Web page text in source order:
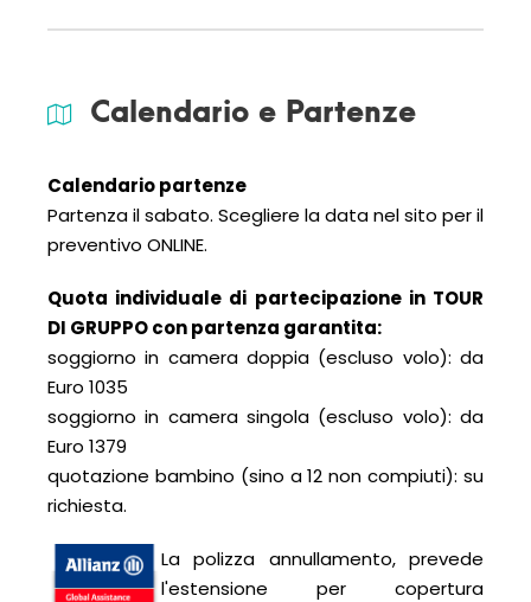
Calendario e Partenze
Calendario partenze
Partenza il sabato. Scegliere la data nel sito per il
preventivo ONLINE.
Quota individuale di partecipazione in TOUR
DI GRUPPO con partenza garantita:
soggiorno in camera doppia (escluso volo): da
Euro 1035
soggiorno in camera singola (escluso volo): da
Euro 1379
quotazione bambino (sino a 12 non compiuti): su
richiesta.
La polizza annullamento, prevede
l'estensione per copertura